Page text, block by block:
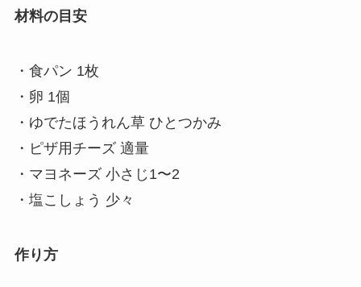
材料の目安
・食パン 1枚
・卵 1個
・ゆでたほうれん草 ひとつかみ
・ピザ用チーズ 適量
・マヨネーズ 小さじ1〜2
・塩こしょう 少々
作り方